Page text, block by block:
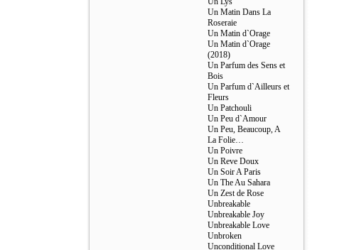
Un Matin Dans La
Roseraie
Un Matin d`Orage
Un Matin d`Orage
(2018)
Un Parfum des Sens et
Bois
Un Parfum d`Ailleurs et
Fleurs
Un Patchouli
Un Peu d`Amour
Un Peu, Beaucoup, A
La Folie…
Un Poivre
Un Reve Doux
Un Soir A Paris
Un The Au Sahara
Un Zest de Rose
Unbreakable
Unbreakable Joy
Unbreakable Love
Unbroken
Unconditional Love